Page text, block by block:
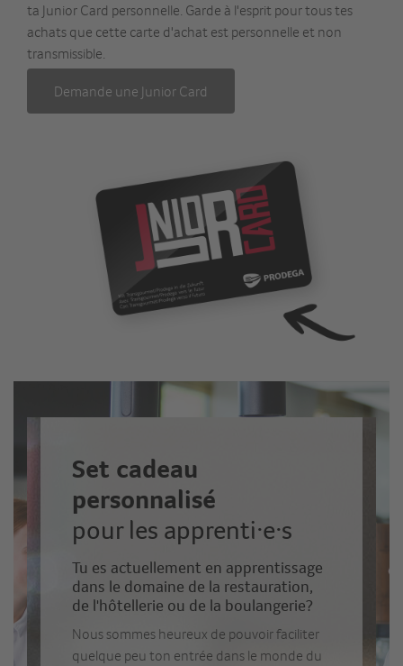
ta Junior Card personnelle. Garde à l'esprit pour tous tes
achats que cette carte d'achat est personnelle et non
transmissible.
Demande une Junior Card
Set cadeau
personnalisé
pour les apprenti·e·s
Tu es actuellement en apprentissage
dans le domaine de la restauration,
de l'hôtellerie ou de la boulangerie?
Nous sommes heureux de pouvoir faciliter
quelque peu ton entrée dans le monde du